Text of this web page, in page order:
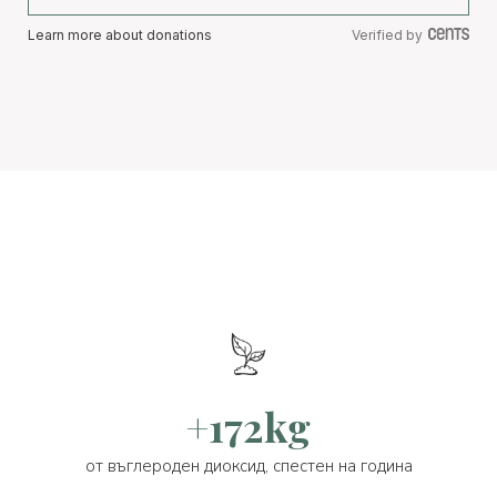
Learn more about donations Verified by
+172kg
от въглероден диоксид, спестен на година